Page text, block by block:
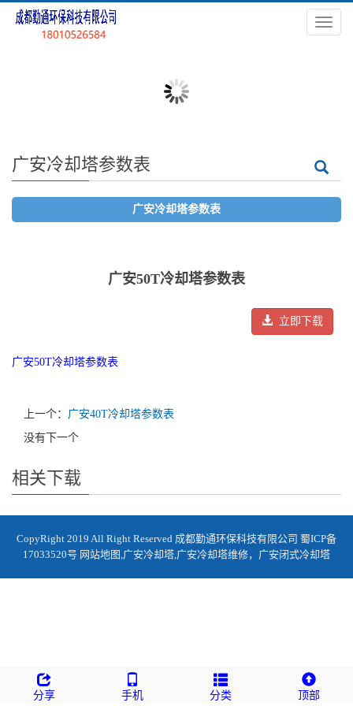
导
航
广安冷却塔参数表
广安冷却塔参数表
广安50T冷却塔参数表
立即下载
广安50T冷却塔参数表
上一个： 广安40T冷却塔参数表
没有下一个
相关下载
分享 手机 分类 顶部
CopyRight 2019 All Right Reserved 成都勤通环保科技有限公司 蜀ICP备
17033520号 网站地图,广安冷却塔,广安冷却塔维修， 广安闭式冷却塔